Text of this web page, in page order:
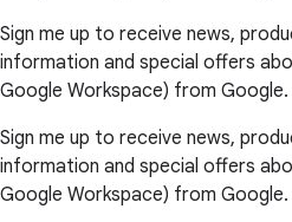
Sign me up to receive news,
information and special offers
Google Workspace) from Google.
Sign me up to receive news,
information and special offers
Google Workspace) from Google.